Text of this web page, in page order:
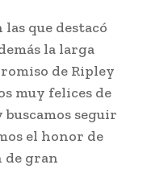
que destacó
la larga
de Ripley
muy felices de
seguir
el honor de
de gran